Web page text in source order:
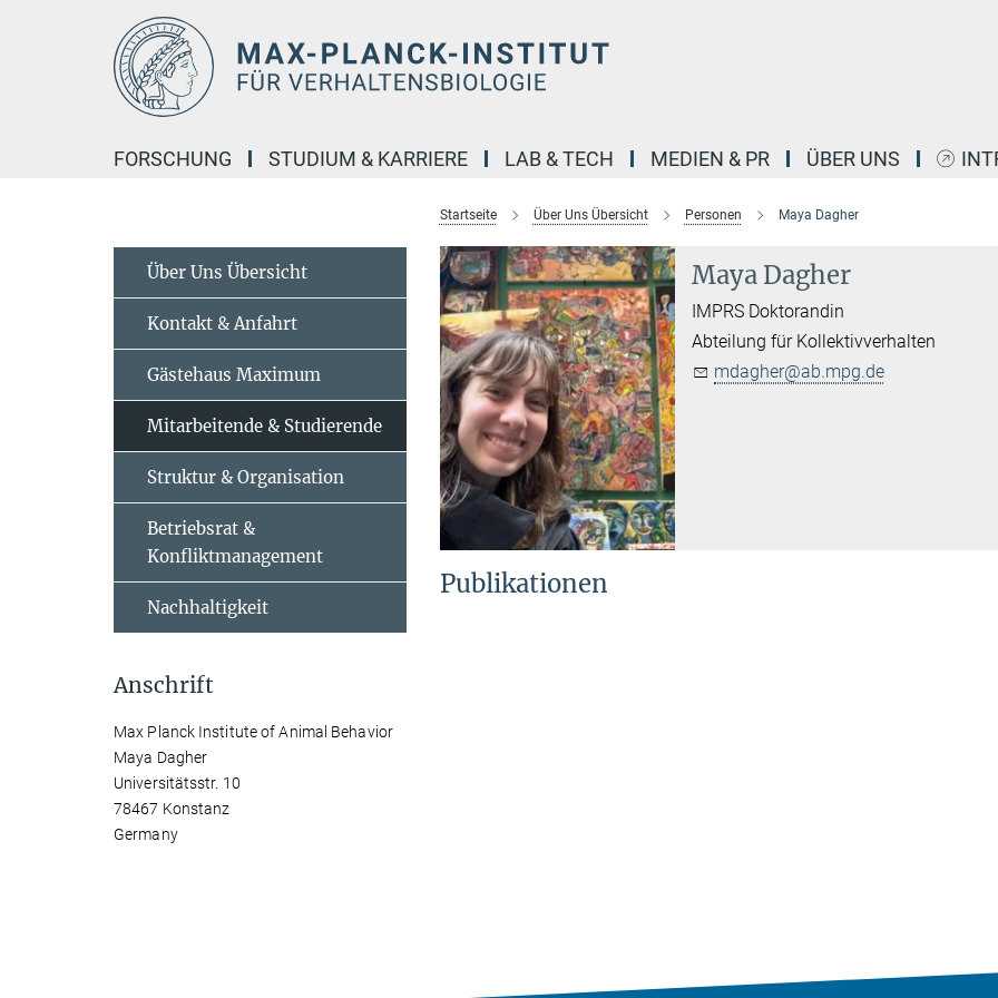
FORSCHUNG STUDIUM & KARRIERE LAB & TECH MEDIEN & PR ÜBER UNS
Startseite Über Uns Übersicht Personen Maya Dagher
Maya Dagher
IMPRS Doktorandin
Abteilung für Kollektivverhalten
mdagher@ab.mpg.de
Publikationen
Über Uns Übersicht
Kontakt & Anfahrt
Gästehaus Maximum
Mitarbeitende & Studierende
Struktur & Organisation
Betriebsrat &
Konfliktmanagement
Nachhaltigkeit
Anschrift
Max Planck Institute of Animal Behavior
Maya Dagher
Universitätsstr. 10
78467 Konstanz
Germany